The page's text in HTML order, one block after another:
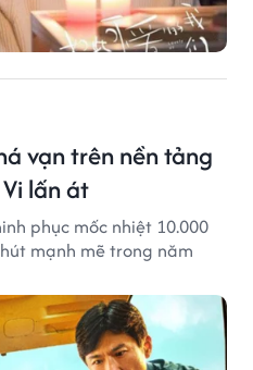
vạn trên nền tảng
lấn át
phục mốc nhiệt 10.000
mạnh mẽ trong năm